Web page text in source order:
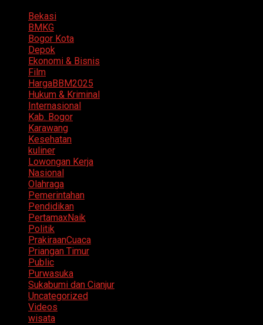
Bekasi
BMKG
Bogor Kota
Depok
Ekonomi & Bisnis
Film
HargaBBM2025
Hukum & Kriminal
Internasional
Kab. Bogor
Karawang
Kesehatan
kuliner
Lowongan Kerja
Nasional
Olahraga
Pemerintahan
Pendidikan
PertamaxNaik
Politik
PrakiraanCuaca
Priangan Timur
Public
Purwasuka
Sukabumi dan Cianjur
Uncategorized
Videos
wisata